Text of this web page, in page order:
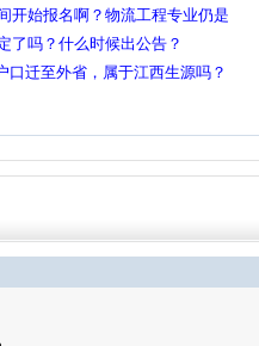
开始报名啊？物流工程专业仍是
了吗？什么时候出公告？
迁至外省，属于江西生源吗？